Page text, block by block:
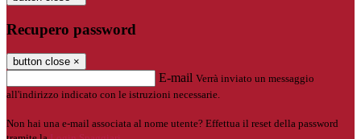
Recupero password
button close ×
E-mail Verrà inviato un messaggio
all'indirizzo indicato con le istruzioni necessarie.
Non hai una e-mail associata al nome utente? Effettua il reset della password